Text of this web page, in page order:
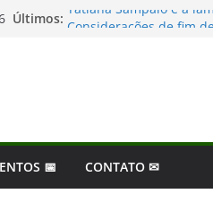
Últimos: Tatiana Sampaio e a
📅 CONTATO ✉